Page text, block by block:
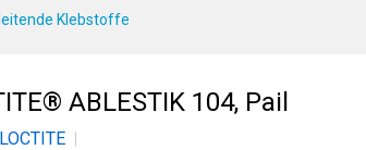
Klebstoffe
ABLESTIK 104, Pail
LOCTITE